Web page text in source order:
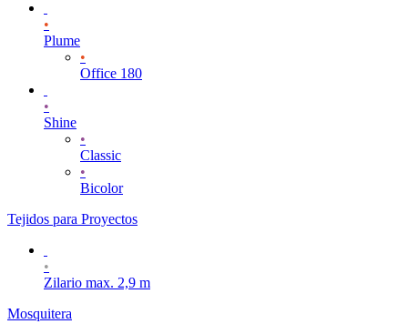
•
Plume
•
Office 180
•
Shine
•
Classic
•
Bicolor
Tejidos para Proyectos
•
Zilario max. 2,9 m
Mosquitera